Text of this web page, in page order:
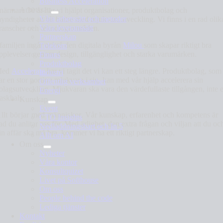
Våra arbetssätt och metoder
Våra leveranssätt
Partnerskap
Telekom
Finans
Produktbolag
Industri
Offentlig verksamhet
Energi
Event
CTO Insights
Nedladdningsbart och In 5
Allt om AI
Nyheter
Våra kontor
Konsultquizet
Livet på Softhouse
Om oss
People behind the code
Lediga tjänster
Kontakt
har vi hjälpt
att bli bättre med mjukvaruutveckling. Vi finns i en rad
och teknologiområden.
ingår också den digitala byrån
Milou
genom design, tillgänglighet och starka varumärken
Accelerate har vi tagit det vi kan ett steg längre. Produktbolag, som
en stor portion mjukvara i sig, kan med vår hjälp
. Mjukvaran ska vara den värdefullaste tillgången, inte
börjar med människor.
du anlitar oss för.Med ärlighet, den extra frågan och viljan att du
affär ska må bra, kommer vi ha ett riktigt partnerskap.